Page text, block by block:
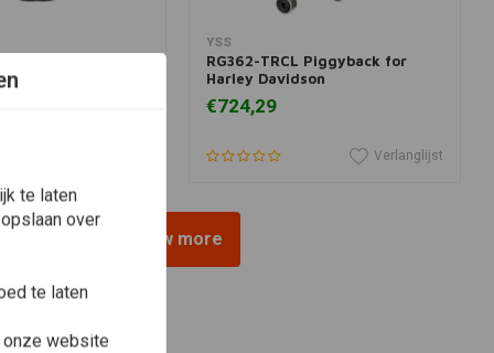
set
YSS
RG362-TRCL Piggyback for
Harley Davidson
€724,29
Verlanglijst
View more
te laten
over
te laten
onze website